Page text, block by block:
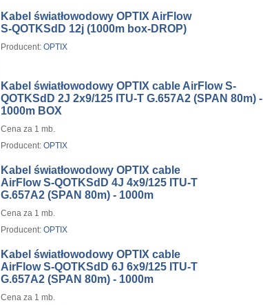
Kabel światłowodowy OPTIX AirFlow
S-QOTKSdD 12j (1000m box-DROP)
Producent: OPTIX
Kabel światłowodowy OPTIX cable AirFlow S-
QOTKSdD 2J 2x9/125 ITU-T G.657A2 (SPAN 80m) -
1000m BOX
Cena za 1 mb.
Producent: OPTIX
Kabel światłowodowy OPTIX cable
AirFlow S-QOTKSdD 4J 4x9/125 ITU-T
G.657A2 (SPAN 80m) - 1000m
Cena za 1 mb.
Producent: OPTIX
Kabel światłowodowy OPTIX cable
AirFlow S-QOTKSdD 6J 6x9/125 ITU-T
G.657A2 (SPAN 80m) - 1000m
Cena za 1 mb.